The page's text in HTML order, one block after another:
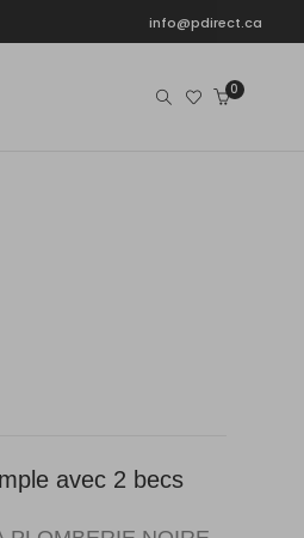
info@pdirect.ca
0
avec 2 becs